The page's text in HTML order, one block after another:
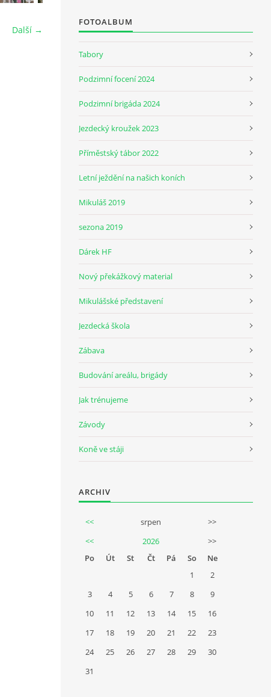
Další →
FOTOALBUM
Tabory
Podzimní focení 2024
Podzimní brigáda 2024
Jezdecký kroužek 2023
Příměstský tábor 2022
Letní ježdění na našich koních
Mikuláš 2019
sezona 2019
Dárek HF
Nový překážkový material
Mikulášské představení
Jezdecká škola
Zábava
Budování areálu, brigády
Jak trénujeme
Závody
Koně ve stáji
ARCHIV
<< srpen
>>
<<
2026
>>
Po
Út St Čt Pá So
Ne
1
2
3
4 5 6 7 8
9
10
11 12 13 14 15
16
17
18 19 20 21 22
23
24
25 26 27 28 29
30
31